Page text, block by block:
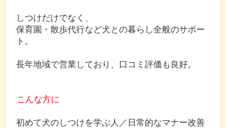
しつけだけでなく、
保育園・散歩代行など犬との暮らし全般のサポー
ト。
長年地域で営業しており、口コミ評価も良好。
こんな方に
初めて犬のしつけを学ぶ人／日常的なマナー改善